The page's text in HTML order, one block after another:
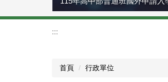
:::
首頁 行政單位